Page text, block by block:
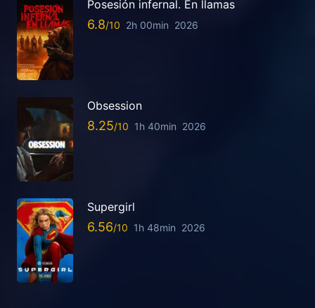
Posesión infernal. En llamas
6.8 2h 00min 2026
Obsession
8.25 1h 40min 2026
Supergirl
6.56 1h 48min 2026